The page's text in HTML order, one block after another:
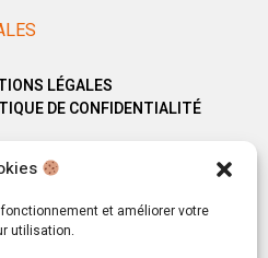
et améliorer votre
utilisation.
LÉGALES
DE CONFIDENTIALITÉ